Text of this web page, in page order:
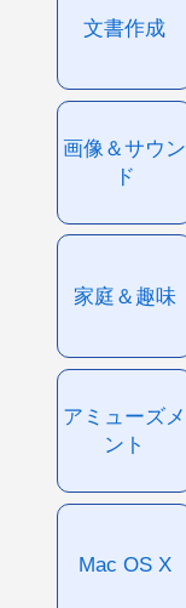
文書作成
画像＆サウン
ド
家庭＆趣味
アミューズメ
ント
Mac OS X